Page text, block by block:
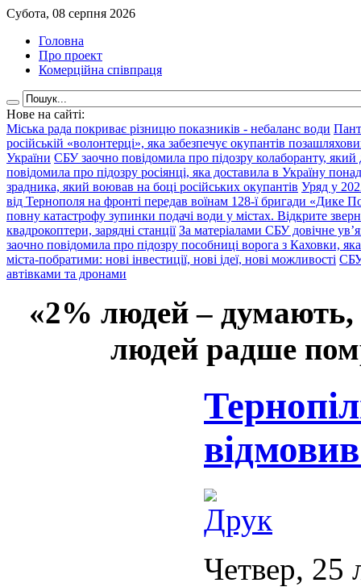
Субота, 08 серпня 2026
Головна
Про проект
Комерційна співпраця
Нове на сайті:
Міська рада покриває різницю показників - небаланс води
російській «волонтерці», яка забезпечує окупантів
України СБУ заочно повідомила про підозру колаборанту,
повідомила про підозру росіянці, яка доставила в Україну
зрадника, який воював на боці російських окупантів Уряд у
від Тернополя на фронті передав воїнам 128-ї бригади «Дике
повну катастрофу зупинки подачі води у містах. Відкрите
квадрокоптери, зарядні станції За матеріалами СБУ довічне
заочно повідомила про підозру пособниці ворога з Каховки,
міста-побратими: нові інвестиції, нові ідеї, нові можливості СБУ
автівками та дронами
«2% людей –
людей радше
Четвер, 25